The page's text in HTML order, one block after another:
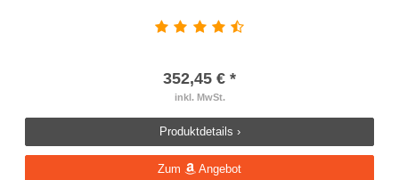
352,45 € *
inkl. MwSt.
Produktdetails ›
Zum Angebot